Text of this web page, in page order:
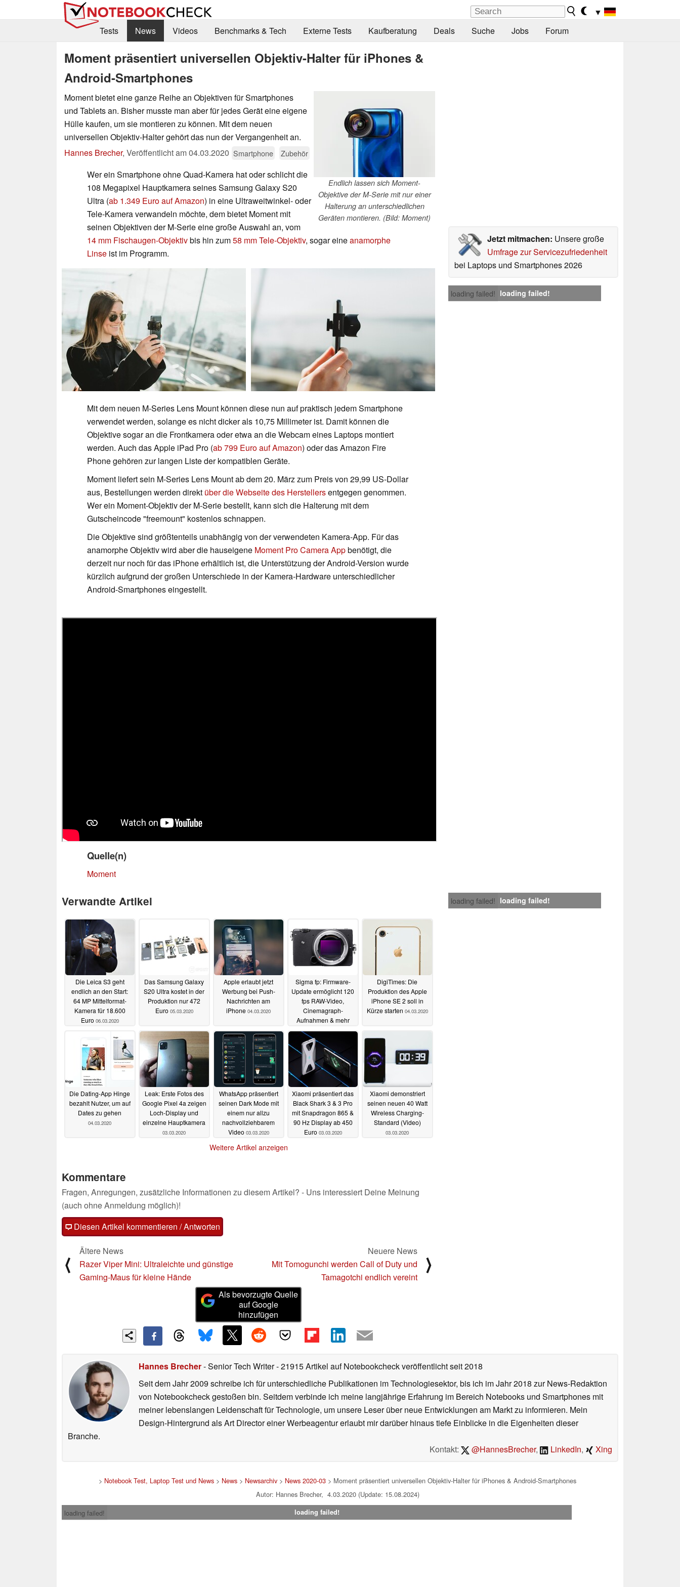
▼
Tests
News Videos Benchmarks & Tech Externe Tests Kaufberatung Deals Suche Jobs Forum
Moment präsentiert universellen Objektiv-Halter für iPhones &
Android-Smartphones
Endlich lassen sich Moment-
Objektive der M-Serie mit nur einer
Halterung an unterschiedlichen
Geräten montieren. (Bild: Moment)
Moment bietet eine ganze Reihe an Objektiven für Smartphones
und Tablets an. Bisher musste man aber für jedes Gerät eine eigene
Hülle kaufen, um sie montieren zu können. Mit dem neuen
universellen Objektiv-Halter gehört das nun der Vergangenheit an.
Hannes Brecher, Veröffentlicht am04.03.2020 Smartphone Zubehör
Jetzt mitmachen: Unsere große
Umfrage zur Servicezufriedenheit
bei Laptops und Smartphones 2026
Wer ein Smartphone ohne Quad-Kamera hat oder schlicht die
108 Megapixel Hauptkamera seines Samsung Galaxy S20
Ultra (ab 1.349 Euro auf Amazon) in eine Ultraweitwinkel- oder
Tele-Kamera verwandeln möchte, dem bietet Moment mit
seinen Objektiven der M-Serie eine große Auswahl an, vom
14 mm Fischaugen-Objektivbis hin zum58 mm Tele-Objektiv, sogar eineanamorphe
Linse ist im Programm.
loading failed! loading failed!
Mit dem neuen M-Series Lens Mount können diese nun auf praktisch jedem Smartphone
verwendet werden, solange es nicht dicker als 10,75 Millimeter ist. Damit können die
Objektive sogar an die Frontkamera oder etwa an die Webcam eines Laptops montiert
werden. Auch das Apple iPad Pro (ab 799 Euro auf Amazon) oder das Amazon Fire
Phone gehören zur langen Liste der kompatiblen Geräte.
Moment liefert sein M-Series Lens Mount ab dem 20. März zum Preis von 29,99 US-Dollar
aus, Bestellungen werden direkt über die Webseite des Herstellersentgegen genommen.
Wer ein Moment-Objektiv der M-Serie bestellt, kann sich die Halterung mit dem
Gutscheincode "freemount" kostenlos schnappen.
Die Objektive sind größtenteils unabhängig von der verwendeten Kamera-App. Für das
anamorphe Objektiv wird aber die hauseigene Moment Pro Camera Appbenötigt, die
derzeit nur noch für das iPhone erhältlich ist, die Unterstützung der Android-Version wurde
kürzlich aufgrund der großen Unterschiede in der Kamera-Hardware unterschiedlicher
Android-Smartphones eingestellt.
Quelle(n)
Moment
loading failed! loading failed!
Verwandte Artikel
Die Leica S3 geht
endlich an den Start:
64 MP Mittelformat-
Kamera für 18.600
Euro 06.03.2020
Das Samsung Galaxy
S20 Ultra kostet in der
Produktion nur 472
Euro 05.03.2020
Apple erlaubt jetzt
Werbung bei Push-
Nachrichten am
iPhone 04.03.2020
Sigma fp: Firmware-
Update ermöglicht 120
fps RAW-Video,
Cinemagraph-
Aufnahmen & mehr
04.03.2020
DigiTimes: Die
Produktion des Apple
iPhone SE 2 soll in
Kürze starten 04.03.2020
Die Dating-App Hinge
bezahlt Nutzer, um auf
Dates zu gehen
04.03.2020
Leak: Erste Fotos des
Google Pixel 4a zeigen
Loch-Display und
einzelne Hauptkamera
03.03.2020
WhatsApp präsentiert
seinen Dark Mode mit
einem nur allzu
nachvollziehbarem
Video 03.03.2020
Xiaomi präsentiert das
Black Shark 3 & 3 Pro
mit Snapdragon 865 &
90 Hz Display ab 450
Euro 03.03.2020
Xiaomi demonstriert
seinen neuen 40 Watt
Wireless Charging-
Standard (Video)
03.03.2020
Weitere Artikel anzeigen
Kommentare
Fragen, Anregungen, zusätzliche Informationen zu diesem Artikel? - Uns interessiert Deine Meinung
(auch ohne Anmeldung möglich)!
Diesen Artikel kommentieren / Antworten
⟨
Ältere News
Razer Viper Mini: Ultraleichte und günstige
Gaming-Maus für kleine Hände
Neuere News
Mit Tomogunchi werden Call of Duty und
Tamagotchi endlich vereint
⟩
Als bevorzugte Quelle
auf Google
hinzufügen
Hannes Brecher- Senior Tech Writer- 21915 Artikel auf Notebookcheck veröffentlichtseit 2018
Seit dem Jahr 2009 schreibe ich für unterschiedliche Publikationen im Technologiesektor, bis ich im Jahr 2018 zur News-Redaktion
von Notebookcheck gestoßen bin. Seitdem verbinde ich meine langjährige Erfahrung im Bereich Notebooks und Smartphones mit
meiner lebenslangen Leidenschaft für Technologie, um unsere Leser über neue Entwicklungen am Markt zu informieren. Mein
Design-Hintergrund als Art Director einer Werbeagentur erlaubt mir darüber hinaus tiefe Einblicke in die Eigenheiten dieser
Branche.
Kontakt:
@HannesBrecher, LinkedIn, Xing
> Notebook Test, Laptop Test und News > News > Newsarchiv > News 2020-03 > Moment präsentiert universellen Objektiv-Halter für iPhones & Android-Smartphones
Autor: Hannes Brecher, 4.03.2020 (Update: 15.08.2024)
loading failed!
loading failed!